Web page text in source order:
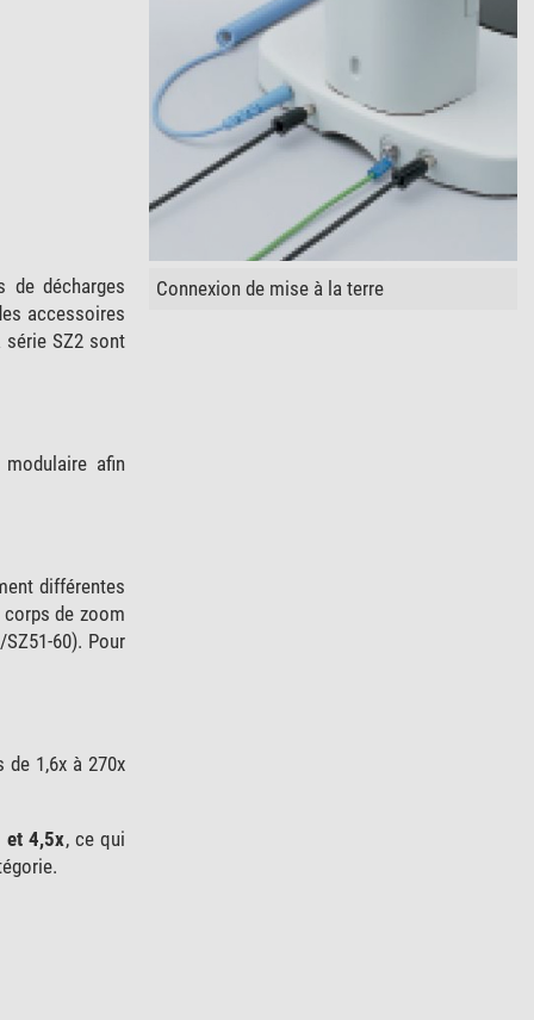
de décharges
accessoires
SZ2 sont
afin
différentes
de zoom
60). Pour
1,6x à 270x
et 4,5x, ce qui
Connexion de mise à la terre